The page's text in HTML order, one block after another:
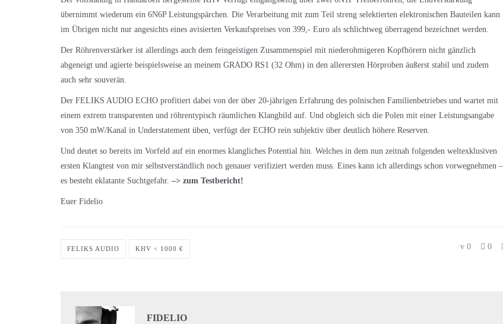
übernimmt wiederum ein 6N6P Leistungspärchen. Die Verarbeitung mit zum Teil streng selektierten elektronischen Bauteilen kann
im Übrigen nicht nur angesichts eines avisierten Verkaufspreises von 399,- Euro als schlichtweg überragend bezeichnet werden.
Der Röhrenverstärker ist allerdings auch dem feingeistigen Zusammenspiel mit niederohmigeren Kopfhörern nicht gänzlich
abgeneigt und agierte beispielsweise an meinem GRADO RS1 (32 Ohm) in den allerersten Hörproben äußerst stabil und zudem
auch sehr souverän.
Der FELIKS AUDIO ECHO profitiert dabei von der über 20-jährigen Erfahrung des polnischen Familienbetriebes und wartet mit
einem extrem transparenten und röhrentypisch räumlichen Klangbild auf. Und obgleich sich die Polen mit einer Leistungsangabe
von 350 mW/Kanal in Understatement üben, verfügt der ECHO rein subjektiv über deutlich höhere Reserven.
Und deutet so bereits im Vorfeld auf ein enormes klangliches Potential hin. Welches in dem nun zeitnah folgenden weltexklusiven
ersten Klangtest von mir selbstverständlich noch genauer verifiziert werden muss. Eines kann ich allerdings schon vorwegnehmen –
es besteht eklatante Suchtgefahr. –> zum Testbericht!
Euer Fidelio
FELIKS AUDIO KHV < 1000 € 0 0
FIDELIO